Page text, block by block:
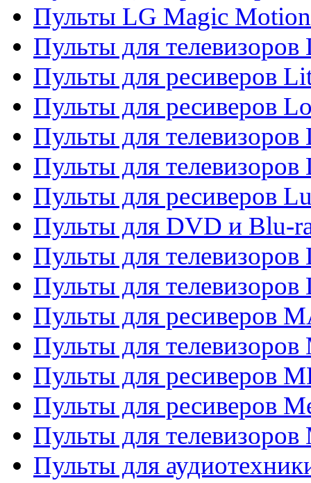
Пульты LG Magic Motion
Пульты для
Пульты для ресиверов
Пульты для ресиверов
Пульты для телевизоров
Пульты для
Пульты для ресиверов
Пульты для DVD и Blu-
Пульты для телевизоров
Пульты для телевизоров
Пульты для ресиверов
Пульты для телевизоров
Пульты для ресиверов
Пульты для ресиверов
Пульты для телевизоров
Пульты для